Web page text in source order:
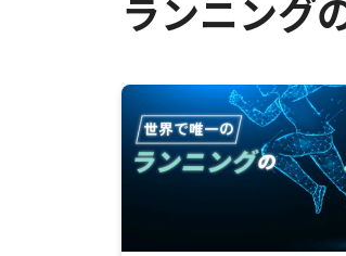
ランニング